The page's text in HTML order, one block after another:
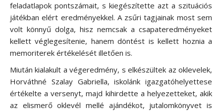
feladatlapok pontszámait, s kiegészítette azt a szituációs
játékban elért eredményekkel. A zsűri tagjainak most sem
volt könnyű dolga, hisz nemcsak a csapateredményeket
kellett véglegesítenie, hanem döntést is kellett hoznia a
memoriterek értékelését illetően is.
Miután kialakult a végeredmény, s elkészültek az oklevelek,
Horváthné Szalay Gabriella, iskolánk igazgatóhelyettese
értékelte a versenyt, majd kihirdette a helyezetteket, akik
az elismerő oklevél mellé ajándékot, jutalomkönyvet is